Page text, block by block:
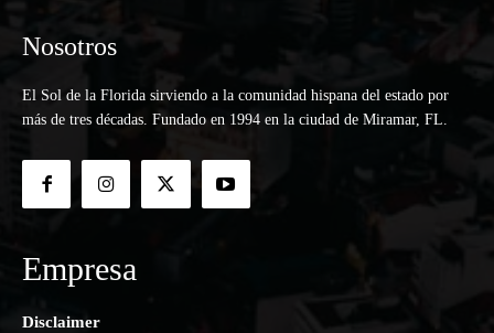
Nosotros
El Sol de la Florida sirviendo a la comunidad hispana del estado por
más de tres décadas. Fundado en 1994 en la ciudad de Miramar, FL.
Empresa
Disclaimer